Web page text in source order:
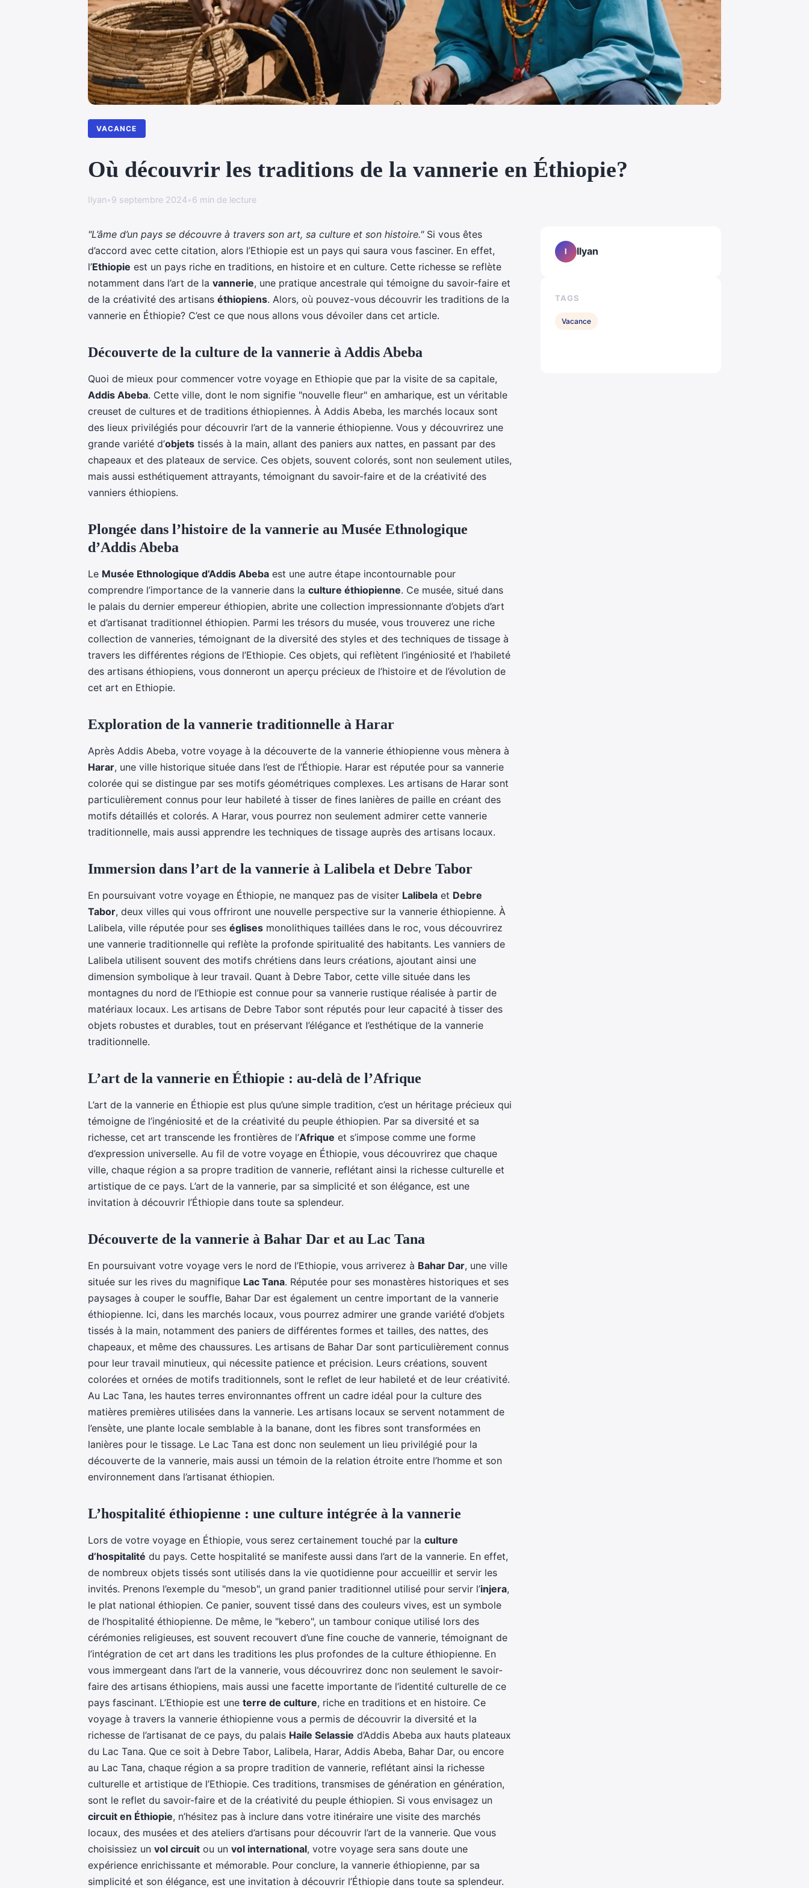
VACANCE
Où découvrir les traditions de la vannerie en Éthiopie?
Ilyan•9 septembre 2024•6 min de lecture
"L’âme d’un pays se découvre à travers son art, sa culture et son histoire."Si vous êtes
d’accord avec cette citation, alors l’Ethiopie est un pays qui saura vous fasciner. En effet,
l’Ethiopie est un pays riche en traditions, en histoire et en culture. Cette richesse se reflète
notamment dans l’art de la vannerie, une pratique ancestrale qui témoigne du savoir-faire et
de la créativité des artisans éthiopiens. Alors, où pouvez-vous découvrir les traditions de la
vannerie en Éthiopie? C’est ce que nous allons vous dévoiler dans cet article.
Découverte de la culture de la vannerie à Addis Abeba
Quoi de mieux pour commencer votre voyage en Ethiopie que par la visite de sa capitale,
Addis Abeba. Cette ville, dont le nom signifie "nouvelle fleur" en amharique, est un véritable
creuset de cultures et de traditions éthiopiennes. À Addis Abeba, les marchés locaux sont
des lieux privilégiés pour découvrir l’art de la vannerie éthiopienne. Vous y découvrirez une
grande variété d’objets tissés à la main, allant des paniers aux nattes, en passant par des
chapeaux et des plateaux de service. Ces objets, souvent colorés, sont non seulement utiles,
mais aussi esthétiquement attrayants, témoignant du savoir-faire et de la créativité des
vanniers éthiopiens.
Plongée dans l’histoire de la vannerie au Musée Ethnologique
d’Addis Abeba
Le Musée Ethnologique d’Addis Abeba est une autre étape incontournable pour
comprendre l’importance de la vannerie dans la culture éthiopienne. Ce musée, situé dans
le palais du dernier empereur éthiopien, abrite une collection impressionnante d’objets d’art
et d’artisanat traditionnel éthiopien. Parmi les trésors du musée, vous trouverez une riche
collection de vanneries, témoignant de la diversité des styles et des techniques de tissage à
travers les différentes régions de l’Ethiopie. Ces objets, qui reflètent l’ingéniosité et l’habileté
des artisans éthiopiens, vous donneront un aperçu précieux de l’histoire et de l’évolution de
cet art en Ethiopie.
Exploration de la vannerie traditionnelle à Harar
Après Addis Abeba, votre voyage à la découverte de la vannerie éthiopienne vous mènera à
Harar, une ville historique située dans l’est de l’Éthiopie. Harar est réputée pour sa vannerie
colorée qui se distingue par ses motifs géométriques complexes. Les artisans de Harar sont
particulièrement connus pour leur habileté à tisser de fines lanières de paille en créant des
motifs détaillés et colorés. A Harar, vous pourrez non seulement admirer cette vannerie
traditionnelle, mais aussi apprendre les techniques de tissage auprès des artisans locaux.
Immersion dans l’art de la vannerie à Lalibela et Debre Tabor
En poursuivant votre voyage en Éthiopie, ne manquez pas de visiter Lalibela et Debre
Tabor, deux villes qui vous offriront une nouvelle perspective sur la vannerie éthiopienne. À
Lalibela, ville réputée pour ses églises monolithiques taillées dans le roc, vous découvrirez
une vannerie traditionnelle qui reflète la profonde spiritualité des habitants. Les vanniers de
Lalibela utilisent souvent des motifs chrétiens dans leurs créations, ajoutant ainsi une
dimension symbolique à leur travail. Quant à Debre Tabor, cette ville située dans les
montagnes du nord de l’Ethiopie est connue pour sa vannerie rustique réalisée à partir de
matériaux locaux. Les artisans de Debre Tabor sont réputés pour leur capacité à tisser des
objets robustes et durables, tout en préservant l’élégance et l’esthétique de la vannerie
traditionnelle.
L’art de la vannerie en Éthiopie : au-delà de l’Afrique
L’art de la vannerie en Éthiopie est plus qu’une simple tradition, c’est un héritage précieux qui
témoigne de l’ingéniosité et de la créativité du peuple éthiopien. Par sa diversité et sa
richesse, cet art transcende les frontières de l’Afrique et s’impose comme une forme
d’expression universelle. Au fil de votre voyage en Éthiopie, vous découvrirez que chaque
ville, chaque région a sa propre tradition de vannerie, reflétant ainsi la richesse culturelle et
artistique de ce pays. L’art de la vannerie, par sa simplicité et son élégance, est une
invitation à découvrir l’Éthiopie dans toute sa splendeur.
Découverte de la vannerie à Bahar Dar et au Lac Tana
En poursuivant votre voyage vers le nord de l’Ethiopie, vous arriverez à Bahar Dar, une ville
située sur les rives du magnifique Lac Tana. Réputée pour ses monastères historiques et ses
paysages à couper le souffle, Bahar Dar est également un centre important de la vannerie
éthiopienne. Ici, dans les marchés locaux, vous pourrez admirer une grande variété d’objets
tissés à la main, notamment des paniers de différentes formes et tailles, des nattes, des
chapeaux, et même des chaussures. Les artisans de Bahar Dar sont particulièrement connus
pour leur travail minutieux, qui nécessite patience et précision. Leurs créations, souvent
colorées et ornées de motifs traditionnels, sont le reflet de leur habileté et de leur créativité.
Au Lac Tana, les hautes terres environnantes offrent un cadre idéal pour la culture des
matières premières utilisées dans la vannerie. Les artisans locaux se servent notamment de
l’ensète, une plante locale semblable à la banane, dont les fibres sont transformées en
lanières pour le tissage. Le Lac Tana est donc non seulement un lieu privilégié pour la
découverte de la vannerie, mais aussi un témoin de la relation étroite entre l’homme et son
environnement dans l’artisanat éthiopien.
L’hospitalité éthiopienne : une culture intégrée à la vannerie
Lors de votre voyage en Éthiopie, vous serez certainement touché par la culture
d’hospitalité du pays. Cette hospitalité se manifeste aussi dans l’art de la vannerie. En effet,
de nombreux objets tissés sont utilisés dans la vie quotidienne pour accueillir et servir les
invités. Prenons l’exemple du "mesob", un grand panier traditionnel utilisé pour servir l’injera,
le plat national éthiopien. Ce panier, souvent tissé dans des couleurs vives, est un symbole
de l’hospitalité éthiopienne. De même, le "kebero", un tambour conique utilisé lors des
cérémonies religieuses, est souvent recouvert d’une fine couche de vannerie, témoignant de
l’intégration de cet art dans les traditions les plus profondes de la culture éthiopienne. En
vous immergeant dans l’art de la vannerie, vous découvrirez donc non seulement le savoir-
faire des artisans éthiopiens, mais aussi une facette importante de l’identité culturelle de ce
pays fascinant. L’Ethiopie est une terre de culture, riche en traditions et en histoire. Ce
voyage à travers la vannerie éthiopienne vous a permis de découvrir la diversité et la
richesse de l’artisanat de ce pays, du palais Haile Selassie d’Addis Abeba aux hauts plateaux
du Lac Tana. Que ce soit à Debre Tabor, Lalibela, Harar, Addis Abeba, Bahar Dar, ou encore
au Lac Tana, chaque région a sa propre tradition de vannerie, reflétant ainsi la richesse
culturelle et artistique de l’Ethiopie. Ces traditions, transmises de génération en génération,
sont le reflet du savoir-faire et de la créativité du peuple éthiopien. Si vous envisagez un
circuit en Éthiopie, n’hésitez pas à inclure dans votre itinéraire une visite des marchés
locaux, des musées et des ateliers d’artisans pour découvrir l’art de la vannerie. Que vous
choisissiez un vol circuit ou un vol international, votre voyage sera sans doute une
expérience enrichissante et mémorable. Pour conclure, la vannerie éthiopienne, par sa
simplicité et son élégance, est une invitation à découvrir l’Éthiopie dans toute sa splendeur.
I Ilyan
TAGS
Vacance